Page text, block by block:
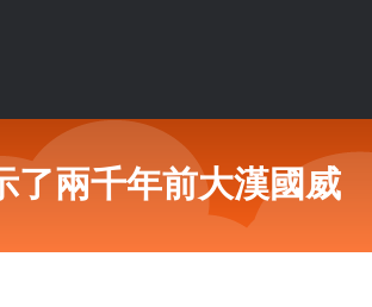
了兩千年前大漢國威